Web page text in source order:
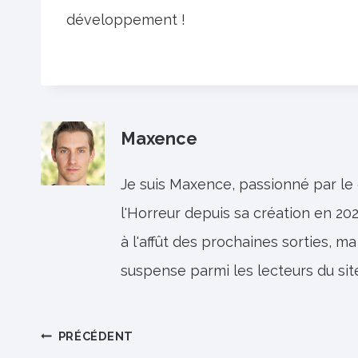
développement !
Maxence
Je suis Maxence, passionné par
l'Horreur depuis sa création en
à l'affût des prochaines sorties,
suspense parmi les lecteurs du
Navigation
PRÉCÉDENT